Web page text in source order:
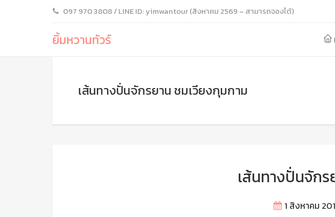
097 970 3808 / LINE ID: yimwantour (สิงหาคม 2569 – สามารถจองได้)
ยิ้มหวานทัวร์
เส้นทางปั่นจักรยาน ชมเวียงกุมกาม
เส้นทางปั่นจัก
1 สิงหาคม